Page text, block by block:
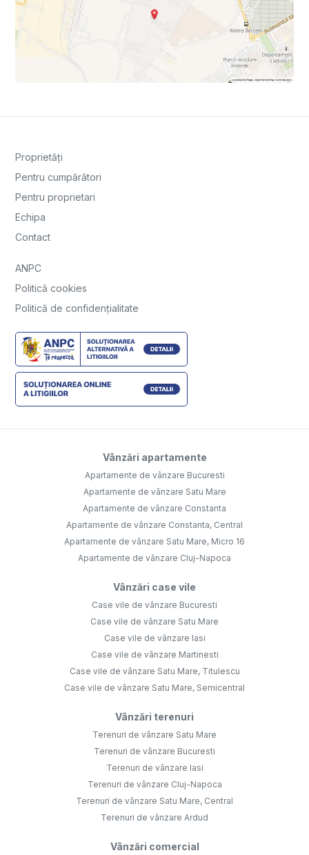
Proprietăți
Pentru cumpărători
Pentru proprietari
Echipa
Contact
ANPC
Politică cookies
Politică de confidențialitate
Vânzări apartamente
Apartamente de vânzare Bucuresti
Apartamente de vânzare Satu Mare
Apartamente de vânzare Constanta
Apartamente de vânzare Constanta, Central
Apartamente de vânzare Satu Mare, Micro 16
Apartamente de vânzare Cluj-Napoca
Vânzări case vile
Case vile de vânzare Bucuresti
Case vile de vânzare Satu Mare
Case vile de vânzare Iasi
Case vile de vânzare Martinesti
Case vile de vânzare Satu Mare, Titulescu
Case vile de vânzare Satu Mare, Semicentral
Vânzări terenuri
Terenuri de vânzare Satu Mare
Terenuri de vânzare Bucuresti
Terenuri de vânzare Iasi
Terenuri de vânzare Cluj-Napoca
Terenuri de vânzare Satu Mare, Central
Terenuri de vânzare Ardud
Vânzări comercial